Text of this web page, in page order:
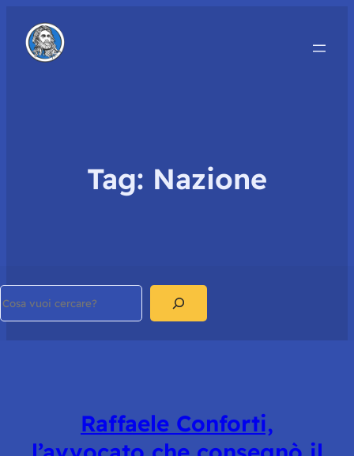
Tag: Nazione
Raffaele Conforti,